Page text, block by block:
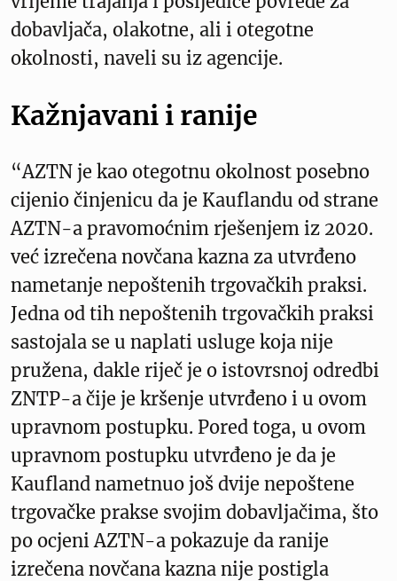
dobavljača, olakotne, ali i otegotne
okolnosti, naveli su iz agencije.
Kažnjavani i ranije
“AZTN je kao otegotnu okolnost posebno
cijenio činjenicu da je Kauflandu od strane
AZTN-a pravomoćnim rješenjem iz 2020.
već izrečena novčana kazna za utvrđeno
nametanje nepoštenih trgovačkih praksi.
Jedna od tih nepoštenih trgovačkih praksi
sastojala se u naplati usluge koja nije
pružena, dakle riječ je o istovrsnoj odredbi
ZNTP-a čije je kršenje utvrđeno i u ovom
upravnom postupku. Pored toga, u ovom
upravnom postupku utvrđeno je da je
Kaufland nametnuo još dvije nepoštene
trgovačke prakse svojim dobavljačima, što
po ocjeni AZTN-a pokazuje da ranije
izrečena novčana kazna nije postigla